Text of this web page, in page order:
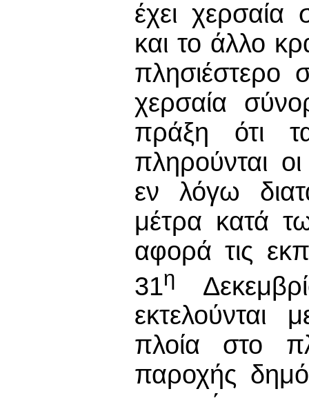
έχει
και το άλλο
πλησιέστερο
χερσαία
πράξη ότι
πληρούνται
εν λόγω
μέτρα κατά
αφορά τις
31η
εκτελούνται
πλοία στο
παροχής